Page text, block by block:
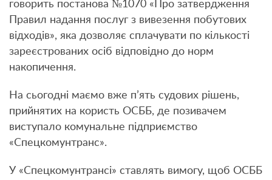
говорить постанова №1070 «Про затвердження
Правил надання послуг з вивезення побутових
відходів», яка дозволяє сплачувати по кількості
зареєстрованих осіб відповідно до норм
накопичення.
На сьогодні маємо вже п’ять судових рішень,
прийнятих на користь ОСББ, де позивачем
виступало комунальне підприємство
«Спецкомунтранс».
У «Спецкомунтрансі» ставлять вимогу, щоб ОСББ